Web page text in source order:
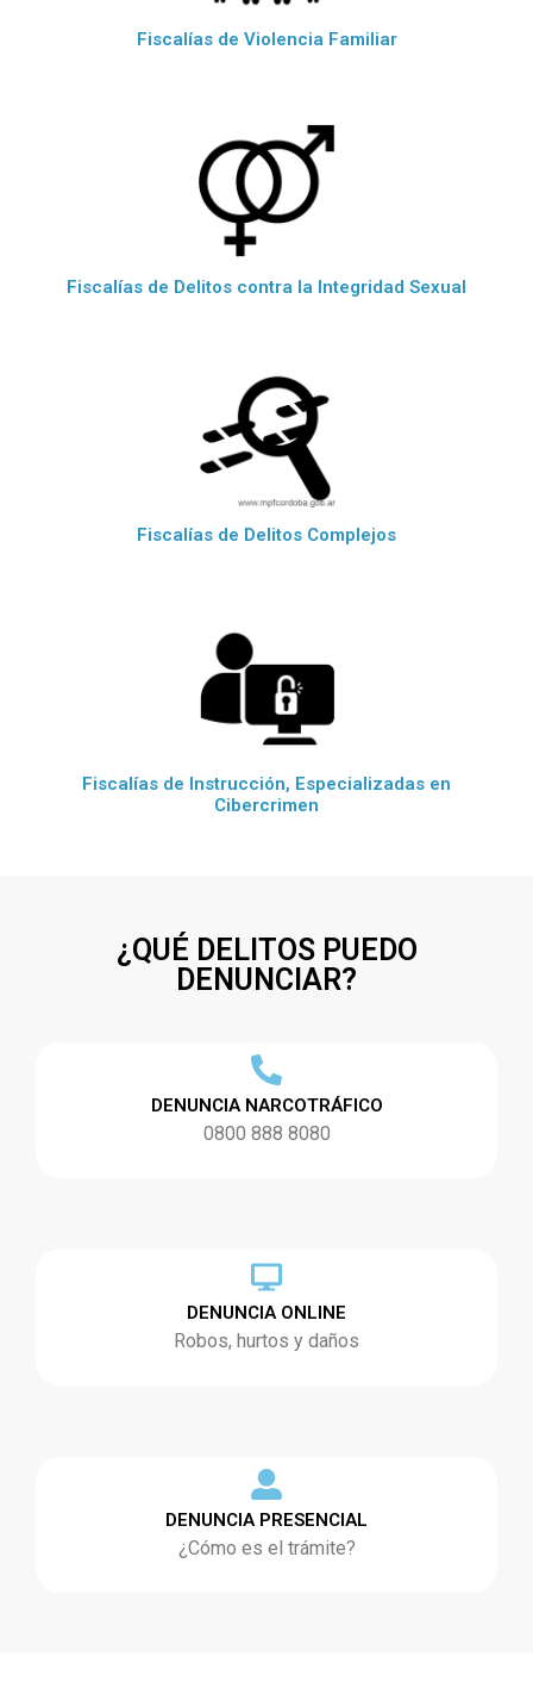
Fiscalías de Violencia Familiar
Fiscalías de Delitos contra la Integridad Sexual
Fiscalías de Delitos Complejos
Fiscalías de Instrucción, Especializadas en
Cibercrimen
¿QUÉ DELITOS PUEDO
DENUNCIAR?
DENUNCIA NARCOTRÁFICO
0800 888 8080
DENUNCIA ONLINE
Robos, hurtos y daños
DENUNCIA PRESENCIAL
¿Cómo es el trámite?